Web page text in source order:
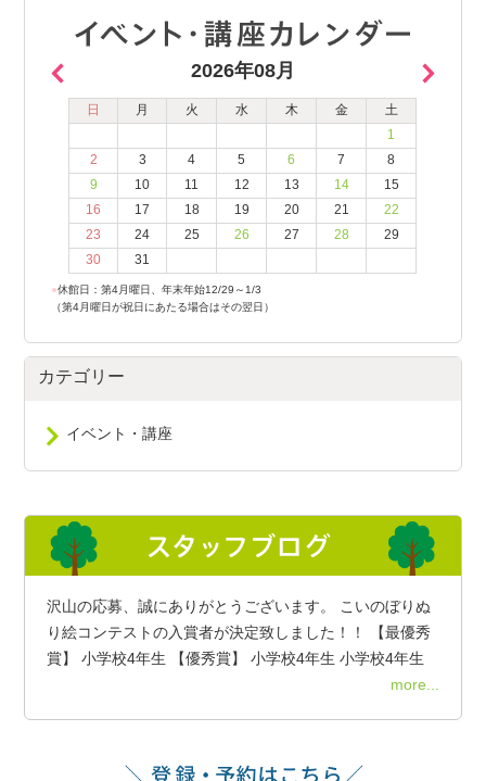
2026年08月
日 月 火 水 木 金
土
1
2
3 4 5 6 7
8
9
10 11 12 13 14
15
16
17 18 19 20 21
22
23
24 25 26 27 28
29
30
31
●休館日：第4月曜日、年末年始12/29～1/3
（第4月曜日が祝日にあたる場合はその翌日）
カテゴリー
イベント・講座
沢山の応募、誠にありがとうございます。 こいのぼりぬ
り絵コンテストの入賞者が決定致しました！！ 【最優秀
賞】 小学校4年生 【優秀賞】 小学校4年生 小学校4年生
more...